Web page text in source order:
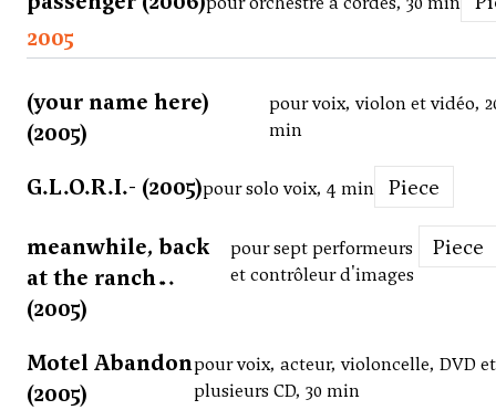
2005
(your name here)
(2005)
pour voix, violon et vidéo,
min
G.L.O.R.I.- (2005)pour solo voix, 4 min Piece
meanwhile, back
at the ranch…
(2005)
pour sept performeurs
et contrôleur d'images
Piece
Motel Abandon
(2005)
pour voix, acteur, violoncelle, DVD et
plusieurs CD, 30 min